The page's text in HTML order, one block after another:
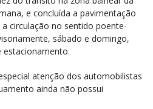
e concluída a pavimentação
circulação no sentido poente-
sábado e domingo,
estacionamento.
atenção dos automobilistas
ainda não possui